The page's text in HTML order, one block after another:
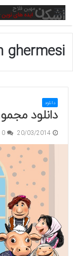
منو
ghermesi
دانلود
دانلود
20/03/2014
0